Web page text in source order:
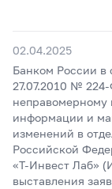
02.04.2025
Банком России в
27.07.2010 №
неправомерному
информации и
изменений в
Российской
«Т-Инвест Лаб»
выставления